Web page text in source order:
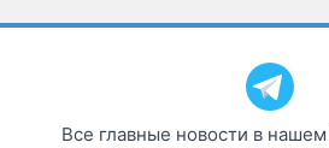
Все главные новости в